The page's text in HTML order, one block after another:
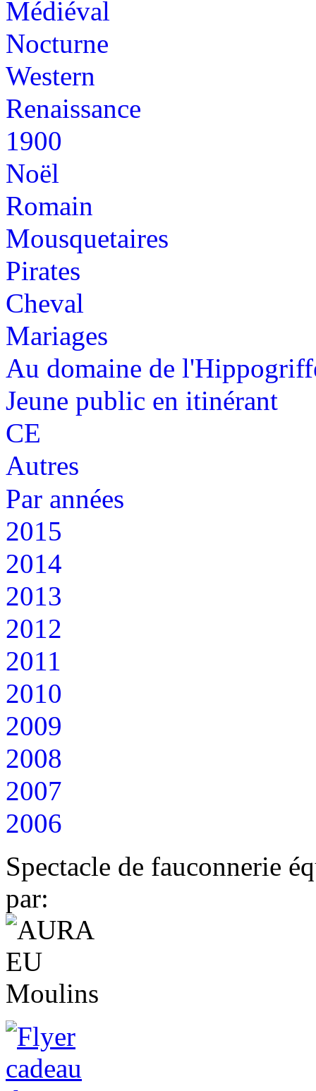
Médiéval
Nocturne
Western
Renaissance
1900
Noël
Romain
Mousquetaires
Pirates
Cheval
Mariages
Au domaine de
Jeune public en itinérant
CE
Autres
Par années
2015
2014
2013
2012
2011
2010
2009
2008
2007
2006
Spectacle de fauconnerie
par: